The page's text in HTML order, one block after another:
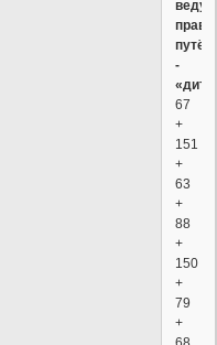
путём
-
67
+
151
+
63
+
88
+
150
+
79
+